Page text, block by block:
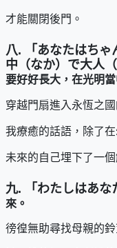
才能關閉後門。
八. 「あなたはちゃ
中（なか）で大人
要好好長大，在光明
穿越門扇進入永恆之
我療癒的話語，除了
未來的自己埋下了一
九. 「わたしはあな
來。
徬徨無助尋找母親的